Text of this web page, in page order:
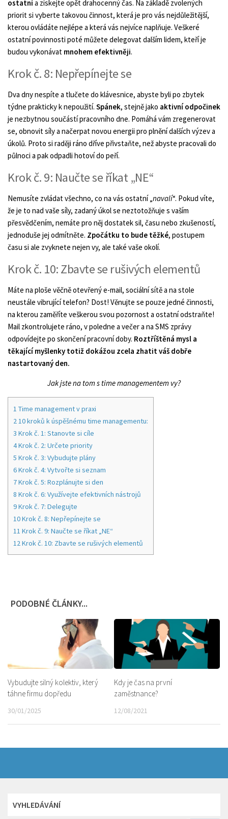
ostatnía získejte opět drahocenný čas. Na základě zvolených
priorit si vyberte takovou činnost, která je pro vás nejdůležitější,
kterou ovládáte nejlépe a která vás nejvíce naplňuje. Veškeré
ostatní povinnosti poté můžete delegovat dalším lidem, kteří je
budou vykonávat mnohem efektivněji.
Krok č. 8: Nepřepínejte se
Dva dny nespíte a tlučete do klávesnice, abyste byli po zbytek
týdne prakticky k nepoužití. Spánek, stejně jako aktivní odpočinek
je nezbytnou součástí pracovního dne. Pomáhá vám zregenerovat
se, obnovit síly a načerpat novou energii pro plnění dalších výzev a
úkolů. Proto si raději ráno dříve přivstaňte, než abyste pracovali do
půlnoci a pak odpadli hotoví do peří.
Krok č. 9: Naučte se říkat „NE“
Nemusíte zvládat všechno, co na vás ostatní „navalí“. Pokud víte,
že je to nad vaše síly, zadaný úkol se neztotožňuje s vaším
přesvědčením, nemáte pro něj dostatek sil, času nebo zkušeností,
jednoduše jej odmítněte. Zpočátku to bude těžké, postupem
času si ale zvyknete nejen vy, ale také vaše okolí.
Krok č. 10: Zbavte se rušivých elementů
Máte na ploše věčně otevřený e-mail, sociální sítě a na stole
neustále vibrující telefon? Dost! Věnujte se pouze jedné činnosti,
na kterou zaměříte veškerou svou pozornost a ostatní odstraňte!
Mail zkontrolujete ráno, v poledne a večer a na SMS zprávy
odpovídejte po skončení pracovní doby. Roztříštěná mysl a
těkající myšlenky totiž dokážou zcela zhatit váš dobře
nastartovaný den.
Jak jste na tom s time managementem vy?
1 Time management v praxi
210 kroků k úspěšnému time managementu:
3 Krok č. 1: Stanovte si cíle
4Krok č. 2: Určete priority
5 Krok č. 3: Vybudujte plány
6Krok č. 4: Vytvořte si seznam
7Krok č. 5: Rozplánujte si den
8 Krok č. 6: Využívejte efektivních nástrojů
9Krok č. 7: Delegujte
10Krok č. 8: Nepřepínejte se
11 Krok č. 9: Naučte se říkat „NE“
12Krok č. 10: Zbavte se rušivých elementů
PODOBNÉ ČLÁNKY...
Vybudujte silný kolektiv, který
táhne firmu dopředu
30/01/2025
Kdy je čas na první
zaměstnance?
12/08/2021
VYHLEDÁVÁNÍ